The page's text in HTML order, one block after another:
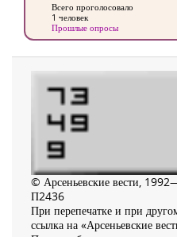
Всего проголосовало
1 человек
Прошлые опросы
© Арсеньевские вести,
П2436
При перепечатке и при
ссылка на «Арсеньевские